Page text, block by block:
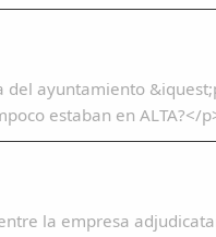
ayuntamiento
estaban en ALTA?</
la empresa